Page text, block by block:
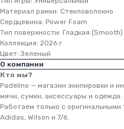
Материал рамки: Стекловолокно
Сердцевина: Power Foam
Тип поверхности: Гладкая (Smooth)
Коллекция: 2026 г
Цвет: Зеленый
О компании
Кто мы?
Padelino — магазин экипировки и
мячи, сумки, аксессуары и одежда.
Работаем только с оригинальными
Adidas, Wilson и 7/6.подбор онлайн